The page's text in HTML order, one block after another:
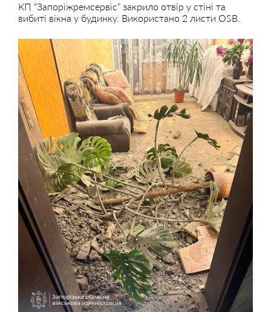
КП “Запоріжремсервіс” закрило отвір у стіні та
вибиті вікна у будинку. Використано 2 листи OSB.